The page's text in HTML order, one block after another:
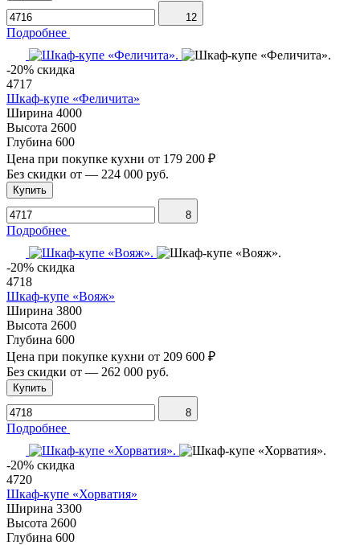
12
Подробнее
-20% скидка
4717
Шкаф-купе «Феличита»
Ширина 4000
Высота 2600
Глубина 600
Цена при покупке кухни от 179 200 ₽
Без скидки от — 224 000 руб.
Купить
8
Подробнее
-20% скидка
4718
Шкаф-купе «Вояж»
Ширина 3800
Высота 2600
Глубина 600
Цена при покупке кухни от 209 600 ₽
Без скидки от — 262 000 руб.
Купить
8
Подробнее
-20% скидка
4720
Шкаф-купе «Хорватия»
Ширина 3300
Высота 2600
Глубина 600